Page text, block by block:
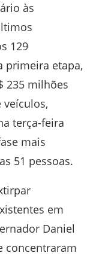
às
129
primeira etapa,
235 milhões
veículos,
terça-feira
mais
51 pessoas.
em
Daniel
concentraram